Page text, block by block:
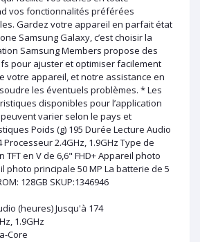
vos fonctionnalités préférées
Gardez votre appareil en parfait état
Samsung Galaxy, c’est choisir la
Samsung Members propose des
pour ajuster et optimiser facilement
votre appareil, et notre assistance en
les éventuels problèmes. * Les
disponibles pour l’application
varier selon le pays et
Poids (g) 195 Durée Lecture Audio
Processeur 2.4GHz, 1.9GHz Type de
TFT en V de 6,6" FHD+ Appareil photo
photo principale 50 MP La batterie de 5
128GB SKUP:1346946
(heures) Jusqu'à 174
1.9GHz
Core